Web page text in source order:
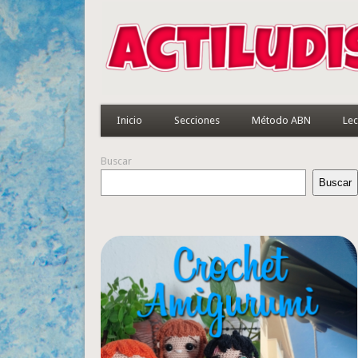
Inicio Secciones Método ABN
Buscar
Buscar